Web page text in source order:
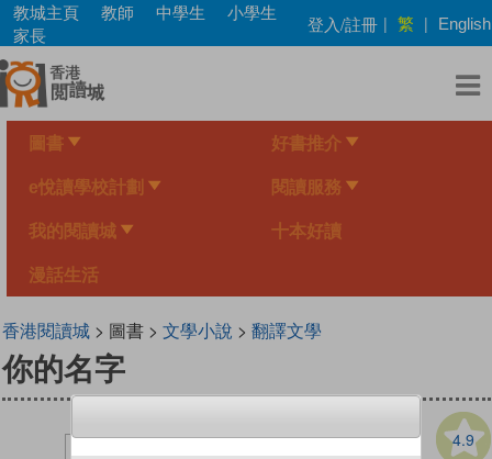
Skip
main
content
教城主頁 教師 中學生
小學生
家長
登入/註冊 | 繁 | English
圖書 好書推介
e悅讀學校計劃 閱讀服務
我的閱讀城 十本好讀
漫話生活
香港閱讀城> 圖書 > 文學小說 > 翻譯文學
你的名字
4.9